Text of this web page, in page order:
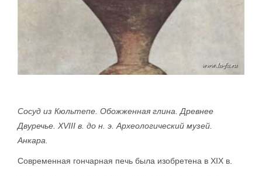
Сосуд из Кюльтепе. Обожженная глина. Древнее
Двуречье. XVIII в. до н. э. Археологический музей.
Анкара.
Современная гончарная печь была изобретена в XIX в.